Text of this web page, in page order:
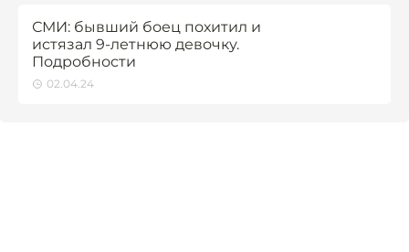
СМИ: бывший боец похитил и
истязал 9-летнюю девочку.
Подробности
02.04.24